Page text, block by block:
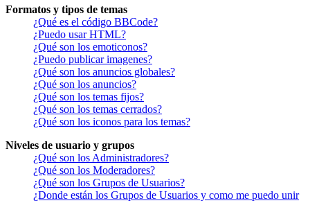
Formatos y tipos de temas
¿Qué es el código BBCode?
¿Puedo usar HTML?
¿Qué son los emoticonos?
¿Puedo publicar imagenes?
¿Qué son los anuncios globales?
¿Qué son los anuncios?
¿Qué son los temas fijos?
¿Qué son los temas cerrados?
¿Qué son los iconos para los temas?
Niveles de usuario y grupos
¿Qué son los Administradores?
¿Qué son los Moderadores?
¿Qué son los Grupos de Usuarios?
¿Donde están los Grupos de Usuarios y como me puedo unir